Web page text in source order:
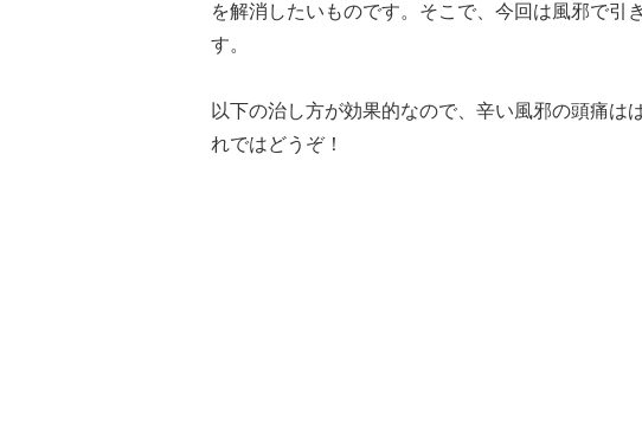
を解消したいものです。そこで、今回は風邪で引
す。
以下の治し方が効果的なので、辛い風邪の頭痛は
れではどうぞ！